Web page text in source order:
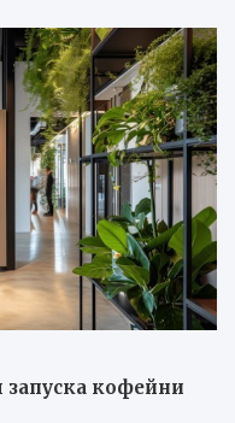
кофейни